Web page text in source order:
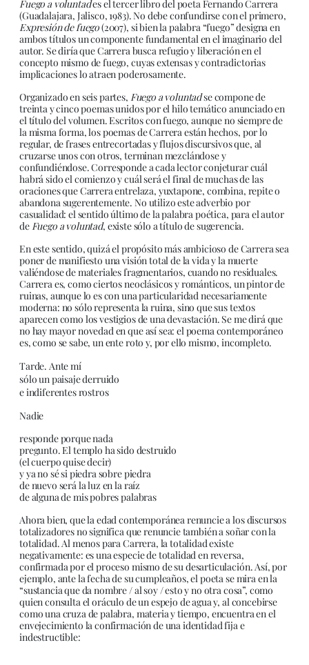
Fuego a voluntades el tercer libro del poeta Fernando Carrera
(Guadalajara, Jalisco, 1983). No debe confundirse con el primero,
Expresión de fuego(2007), si bien la palabra “fuego” designa en
ambos títulos un componente fundamental en el imaginario del
autor. Se diría que Carrera busca refugio y liberación en el
concepto mismo de fuego, cuyas extensas y contradictorias
implicaciones lo atraen poderosamente.
Organizado en seis partes, Fuego a voluntadse compone de
treinta y cinco poemas unidos por el hilo temático anunciado en
el título del volumen. Escritos con fuego, aunque no siempre de
la misma forma, los poemas de Carrera están hechos, por lo
regular, de frases entrecortadas y flujos discursivos que, al
cruzarse unos con otros, terminan mezclándose y
confundiéndose. Corresponde a cada lector conjeturar cuál
habrá sido el comienzo y cuál será el final de muchas de las
oraciones que Carrera entrelaza, yuxtapone, combina, repite o
abandona sugerentemente. No utilizo este adverbio por
casualidad: el sentido último de la palabra poética, para el autor
deFuego a voluntad, existe sólo a título de sugerencia.
En este sentido, quizá el propósito más ambicioso de Carrera sea
poner de manifiesto una visión total de la vida y la muerte
valiéndose de materiales fragmentarios, cuando no residuales.
Carrera es, como ciertos neoclásicos y románticos, un pintor de
ruinas, aunque lo es con una particularidad necesariamente
moderna: no sólo representa la ruina, sino que sus textos
aparecen como los vestigios de una devastación. Se me dirá que
no hay mayor novedad en que así sea: el poema contemporáneo
es, como se sabe, un ente roto y, por ello mismo, incompleto.
Tarde. Ante mí
sólo un paisaje derruido
e indiferentes rostros
Nadie
responde porque nada
pregunto. El templo ha sido destruido
(el cuerpo quise decir)
y ya no sé si piedra sobre piedra
de nuevo será la luz en la raíz
de alguna de mis pobres palabras
Ahora bien, que la edad contemporánea renuncie a los discursos
totalizadores no significa que renuncie también a soñar con la
totalidad. Al menos para Carrera, la totalidad existe
negativamente: es una especie de totalidad en reversa,
confirmada por el proceso mismo de su desarticulación. Así, por
ejemplo, ante la fecha de su cumpleaños, el poeta se mira en la
“sustancia que da nombre / al soy / esto y no otra cosa”, como
quien consulta el oráculo de un espejo de agua y, al concebirse
como una cruza de palabra, materia y tiempo, encuentra en el
envejecimiento la confirmación de una identidad fija e
indestructible: